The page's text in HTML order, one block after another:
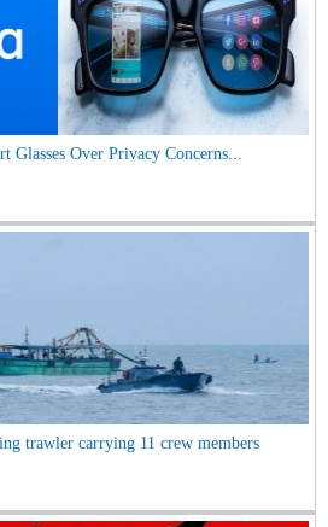
Glasses Over Privacy Concerns...
trawler carrying 11 crew members